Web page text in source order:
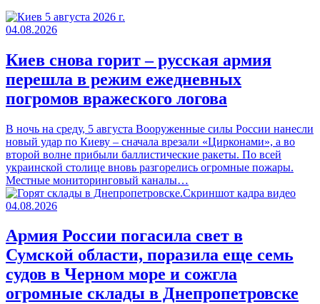
04.08.2026
Киев снова горит – русская армия
перешла в режим ежедневных
погромов вражеского логова
В ночь на среду, 5 августа Вооруженные силы России нанесли
новый удар по Киеву – сначала врезали «Цирконами», а во
второй волне прибыли баллистические ракеты. По всей
украинской столице вновь разгорелись огромные пожары.
Местные мониторинговый каналы…
04.08.2026
Армия России погасила свет в
Сумской области, поразила еще семь
судов в Черном море и сожгла
огромные склады в Днепропетровске